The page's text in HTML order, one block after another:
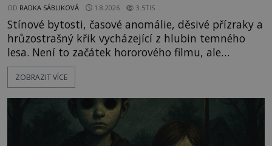
OD RADKA SÁBLIKOVÁ 1.8.2026 3.5TIS
Stínové bytosti, časové anomálie, děsivé přízraky a
hrůzostrašný křik vycházející z hlubin temného
lesa. Není to začátek hororového filmu, ale
události, které popisují návštěvníci lesů, které jsou
označovány jako nejděsivější na světě. Lidé bydlící
vyhýbají! Už jste o těchto lesích slyšeli? A odvážili
byste se je navštívit? [gallery ids="17
ZOBRAZIT VÍCE